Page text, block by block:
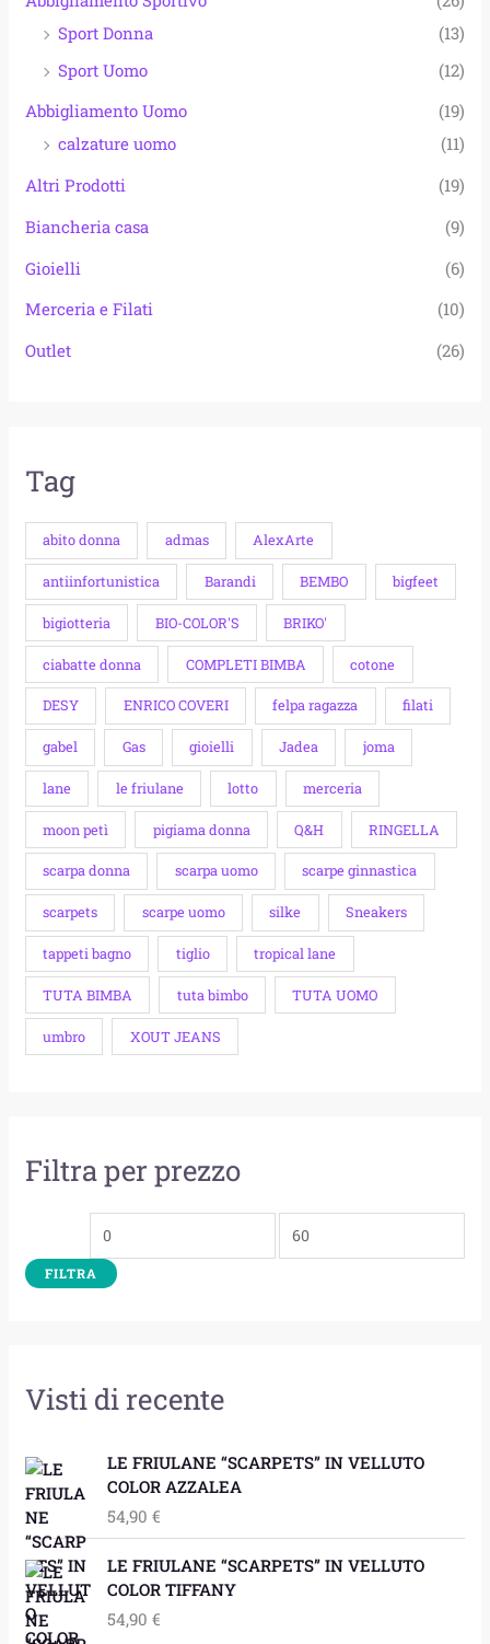
Sport Donna
(13)
Sport Uomo
(12)
Abbigliamento Uomo
(19)
calzature uomo
(11)
Altri Prodotti
(19)
Biancheria casa
(9)
Gioielli
(6)
Merceria e Filati
(10)
Outlet
(26)
Tag
abito donna admas AlexArte
antiinfortunistica Barandi BEMBO bigfeet
bigiotteria BIO-COLOR'S BRIKO'
ciabatte donna COMPLETI BIMBA cotone
DESY ENRICO COVERI felpa ragazza filati
gabel Gas gioielli Jadea joma
lane le friulane lotto merceria
moon petì pigiama donna Q&H RINGELLA
scarpa donna scarpa uomo scarpe ginnastica
scarpets scarpe uomo silke Sneakers
tappeti bagno tiglio tropical lane
TUTA BIMBA tuta bimbo TUTA UOMO
umbro XOUT JEANS
Filtra per prezzo
FILTRA
Visti di recente
LE FRIULANE “SCARPETS” IN VELLUTO
COLOR AZZALEA
54,90 €
LE FRIULANE “SCARPETS” IN VELLUTO
COLOR TIFFANY
54,90 €